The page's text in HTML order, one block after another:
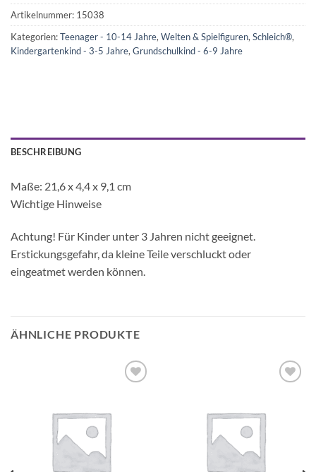
Artikelnummer: 15038
Kategorien:Teenager - 10-14 Jahre,Welten & Spielfiguren,Schleich®,
Kindergartenkind - 3-5 Jahre,Grundschulkind - 6-9 Jahre
BESCHREIBUNG
Maße: 21,6 x 4,4 x 9,1 cm
Wichtige Hinweise
Achtung! Für Kinder unter 3 Jahren nicht geeignet.
Erstickungsgefahr, da kleine Teile verschluckt oder
eingeatmet werden können.
ÄHNLICHE PRODUKTE